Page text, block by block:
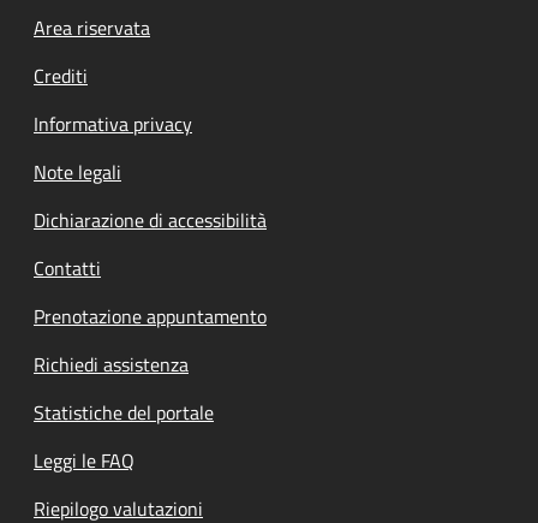
Footer menu
Area riservata
Crediti
Informativa privacy
Note legali
Dichiarazione di accessibilità
Contatti
Prenotazione appuntamento
Richiedi assistenza
Statistiche del portale
Leggi le FAQ
Riepilogo valutazioni